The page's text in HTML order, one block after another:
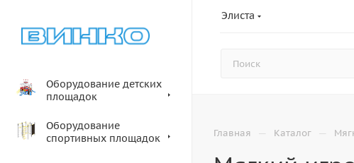
Элиста
Оборудование детских
площадок
Оборудование
спортивных площадок
Главная — Каталог —